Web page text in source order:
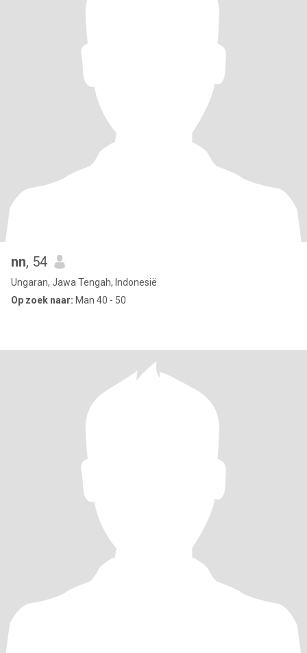
nn, 54
Ungaran, Jawa Tengah, Indonesië
Op zoek naar: Man 40 - 50